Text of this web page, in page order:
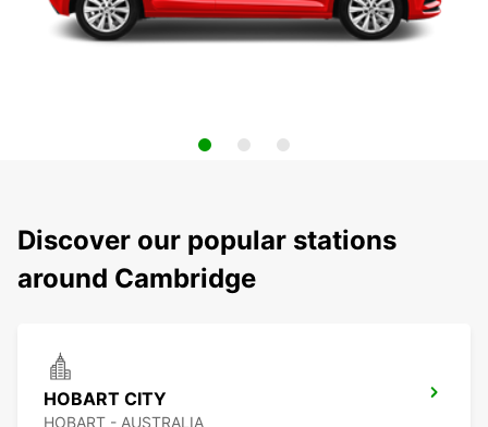
Discover our popular stations
around Cambridge
HOBART CITY
HOBART - AUSTRALIA